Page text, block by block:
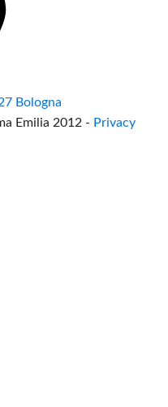
Bologna
Emilia 2012 - Privacy